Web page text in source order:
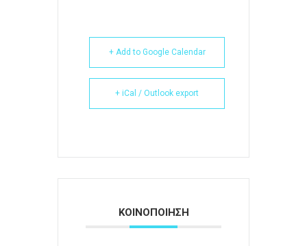
+ Add to Google Calendar
+ iCal / Outlook export
ΚΟΙΝΟΠΟΙΗΣΗ